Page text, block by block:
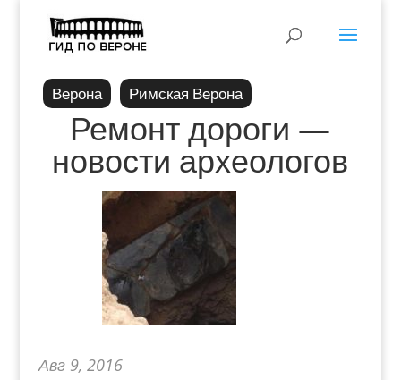
Верона Римская Верона
Ремонт дороги —
новости археологов
Авг 9, 2016